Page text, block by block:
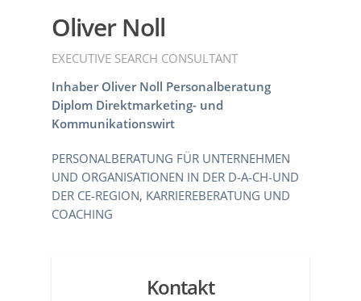
Oliver Noll
EXECUTIVE SEARCH CONSULTANT
Inhaber Oliver Noll Personalberatung
Diplom Direktmarketing- und
Kommunikationswirt
PERSONALBERATUNG FÜR UNTERNEHMEN
UND ORGANISATIONEN IN DER D-A-CH-UND
DER CE-REGION, KARRIEREBERATUNG UND
COACHING
Kontakt